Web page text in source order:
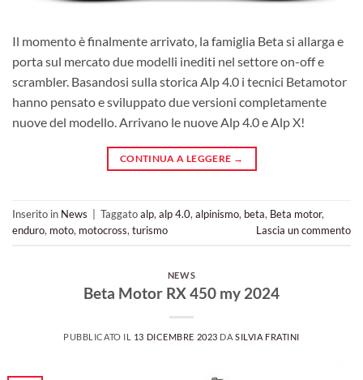
Il momento è finalmente arrivato, la famiglia Beta si allarga e
porta sul mercato due modelli inediti nel settore on-off e
scrambler. Basandosi sulla storica Alp 4.0 i tecnici Betamotor
hanno pensato e sviluppato due versioni completamente
nuove del modello. Arrivano le nuove Alp 4.0 e Alp X!
CONTINUA A LEGGERE →
Inserito in News Taggatoalp,alp 4.0,alpinismo, beta, Beta motor,
enduro, moto, motocross,turismo Lascia un commento
NEWS
Beta Motor RX 450 my 2024
PUBBLICATO IL 13 DICEMBRE 2023 DASILVIA FRATINI